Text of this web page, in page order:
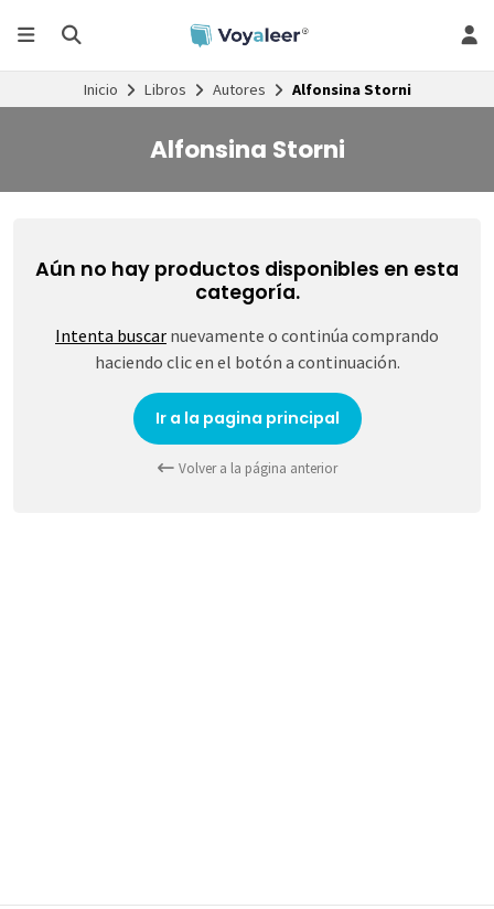
Inicio Libros Autores Alfonsina Storni
Alfonsina Storni
Aún no hay productos disponibles en esta
categoría.
Intenta buscar nuevamente o continúa comprando
haciendo clic en el botón a continuación.
Ir a la pagina principal
Volver a la página anterior